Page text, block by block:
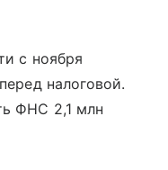
с ноября
налоговой.
ФНС 2,1 млн